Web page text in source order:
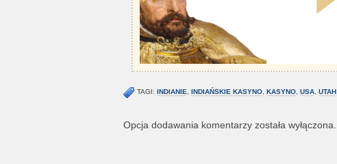
TAGI: INDIANIE INDIAŃSKIE KASYNO, KASYNO, USA, UTAH
Opcja dodawania komentarzy została wyłączona.